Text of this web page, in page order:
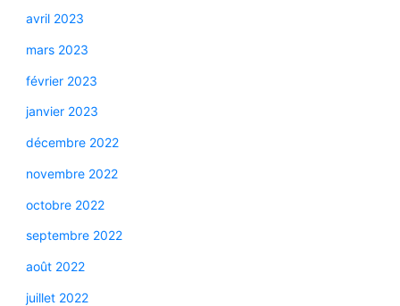
avril 2023
mars 2023
février 2023
janvier 2023
décembre 2022
novembre 2022
octobre 2022
septembre 2022
août 2022
juillet 2022